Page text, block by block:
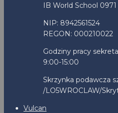
IB World School 0971
NIP: 8942561524
REGON: 000210022
Godziny pracy
9:00-15:00
Skrzynka podawcza
/LO5WROCLAW/
Vulcan